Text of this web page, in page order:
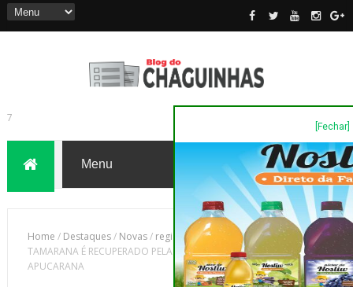
[Fechar]
7
Home / Destaques/ Novas/ região/ CARRO ROUBADO EM
TAMARANA É RECUPERADO PELA POLÍCIA EM AVENIDA DE
APUCARANA